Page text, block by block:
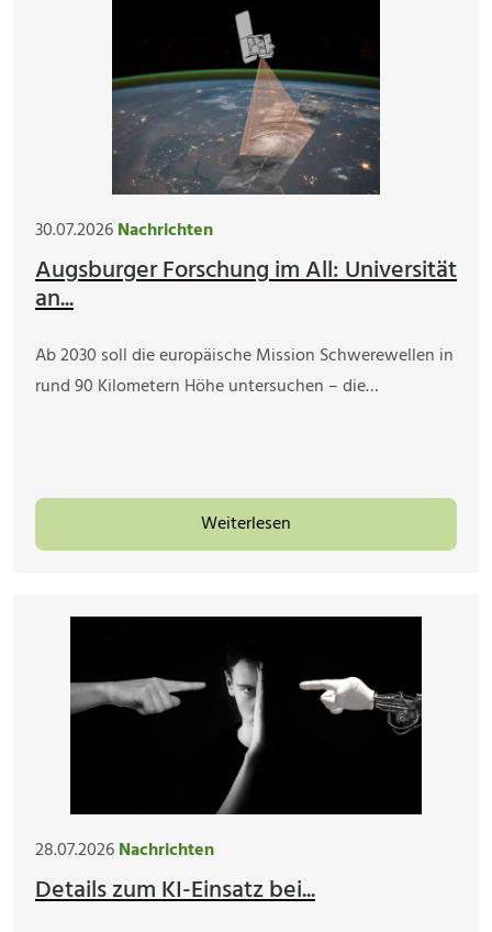
30.07.2026Nachrichten
Augsburger Forschung im All: Universität
an...
Ab 2030 soll die europäische Mission Schwerewellen in
rund 90 Kilometern Höhe untersuchen – die…
Weiterlesen
28.07.2026Nachrichten
Details zum KI-Einsatz bei...